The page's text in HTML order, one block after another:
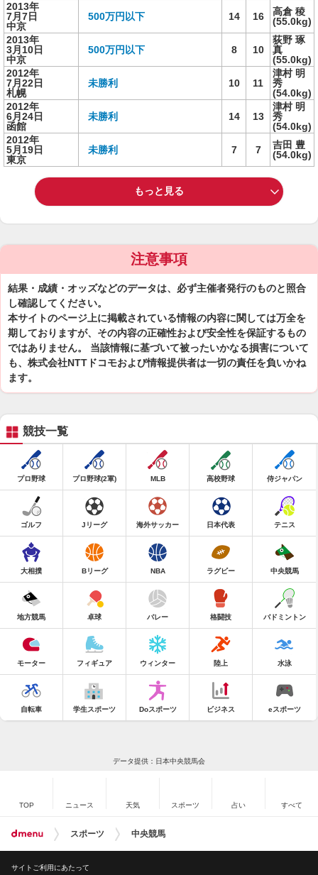
2013年
7月7日
中京
500万円以下 14 16
高倉 稜
(55.0kg)
2013年
3月10日
中京
500万円以下 8 10
荻野 琢
真
(55.0kg)
2012年
7月22日
札幌
未勝利 10 11
津村 明
秀
(54.0kg)
2012年
6月24日
函館
未勝利 14 13
津村 明
秀
(54.0kg)
2012年
5月19日
東京
未勝利 7 7
吉田 豊
(54.0kg)
もっと見る
注意事項
結果・成績・オッズなどのデータは、必ず主催者発行のものと照合
し確認してください。
本サイトのページ上に掲載されている情報の内容に関しては万全を
期しておりますが、その内容の正確性および安全性を保証するもの
ではありません。 当該情報に基づいて被ったいかなる損害について
も、株式会社NTTドコモおよび情報提供者は一切の責任を負いかね
ます。
競技一覧
プロ野球 プロ野球(2軍) MLB 高校野球 侍ジャパン
ゴルフ Jリーグ 海外サッカー 日本代表 テニス
大相撲 Bリーグ NBA ラグビー 中央競馬
地方競馬 卓球 バレー 格闘技 バドミントン
モーター フィギュア ウィンター 陸上 水泳
自転車 学生スポーツ Doスポーツ ビジネス eスポーツ
データ提供：日本中央競馬会
TOP ニュース 天気 スポーツ 占い すべて
スポーツ 中央競馬
サイトご利用にあたって